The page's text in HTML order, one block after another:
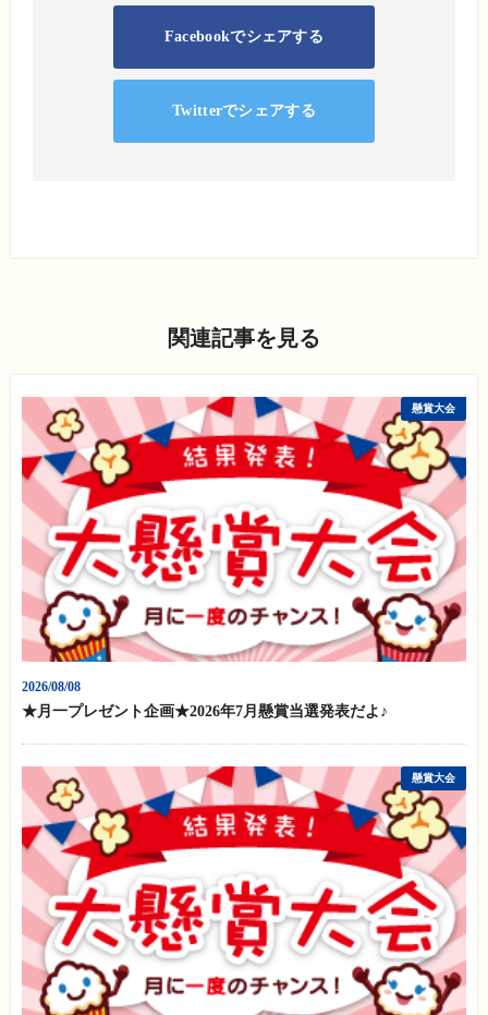
Facebookでシェアする
Twitterでシェアする
関連記事を見る
2026/08/08
★月一プレゼント企画★2026年7月懸賞当選発表だよ♪
懸賞大会
懸賞大会